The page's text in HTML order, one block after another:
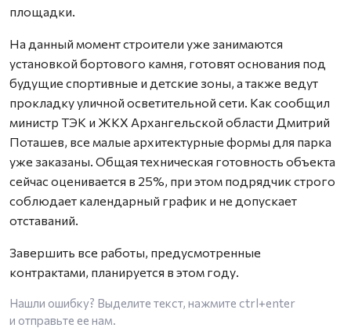
площадки.
На данный момент строители уже занимаются
установкой бортового камня, готовят основания под
будущие спортивные и детские зоны, а также ведут
прокладку уличной осветительной сети. Как сообщил
министр ТЭК и ЖКХ Архангельской области Дмитрий
Поташев, все малые архитектурные формы для парка
уже заказаны. Общая техническая готовность объекта
сейчас оценивается в 25%, при этом подрядчик строго
соблюдает календарный график и не допускает
отставаний.
Завершить все работы, предусмотренные
контрактами, планируется в этом году.
Нашли ошибку? Выделите текст, нажмите ctrl+enter
и отправьте ее нам.